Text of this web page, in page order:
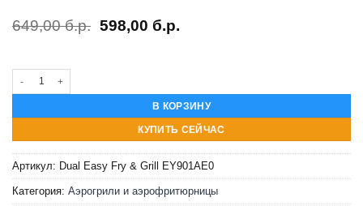
649,00б.р. Первоначальная
598,00 б.р.Текущая
Количество товара Аэрогриль (аэрофритюрница) Tefal Dual Easy Fry & Grill
В КОРЗИНУ
КУПИТЬ СЕЙЧАС
Артикул: Dual Easy Fry & Grill EY901AE0
Категория: Аэрогрили и аэрофритюрницы